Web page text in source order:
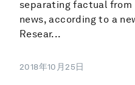
separating factual
news, according to a
Resear...
2018年10月25日